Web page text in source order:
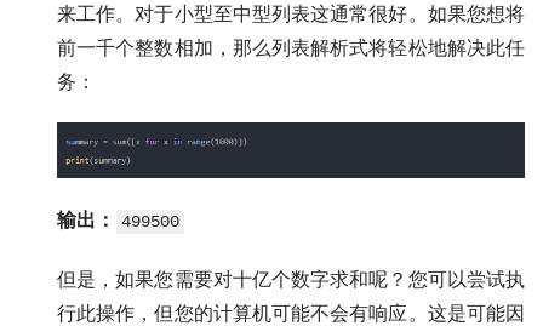
来工作。对于小型至中型列表这通常很好。如果您想将
前一千个整数相加，那么列表解析式将轻松地解决此任
务：
输出： 499500
但是，如果您需要对十亿个数字求和呢？您可以尝试执
行此操作，但您的计算机可能不会有响应。这是可能因